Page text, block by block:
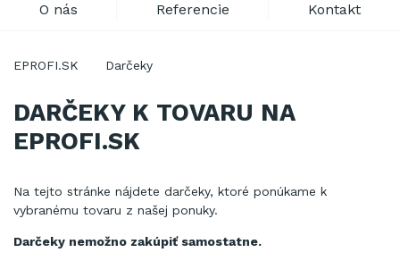
O nás Referencie Kontakt
EPROFI.SK Darčeky
DARČEKY K TOVARU NA
EPROFI.SK
Na tejto stránke nájdete darčeky, ktoré ponúkame k
vybranému tovaru z našej ponuky.
Darčeky nemožno zakúpiť samostatne.